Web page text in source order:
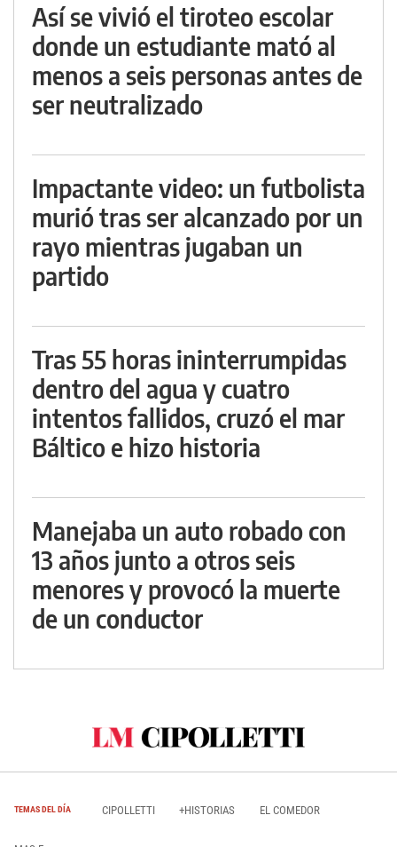
Así se vivió el tiroteo escolar
donde un estudiante mató al
menos a seis personas antes de
ser neutralizado
Impactante video: un futbolista
murió tras ser alcanzado por un
rayo mientras jugaban un
partido
Tras 55 horas ininterrumpidas
dentro del agua y cuatro
intentos fallidos, cruzó el mar
Báltico e hizo historia
Manejaba un auto robado con
13 años junto a otros seis
menores y provocó la muerte
de un conductor
TEMAS DEL DÍA CIPOLLETTI +HISTORIAS EL COMEDOR